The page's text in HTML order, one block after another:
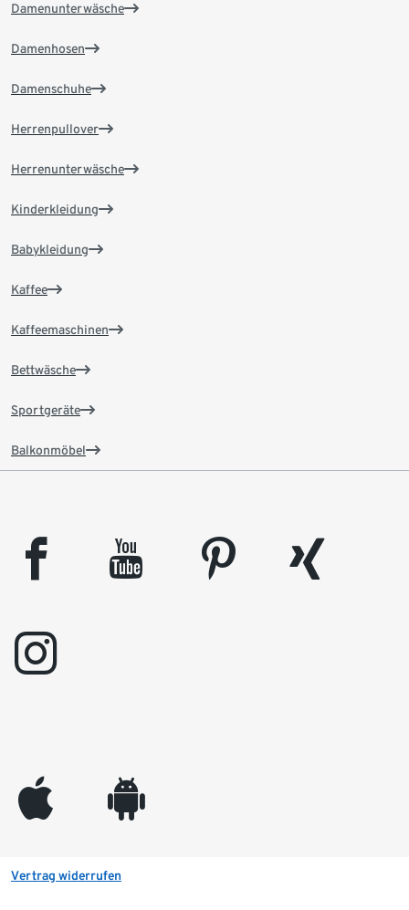
Damenunterwäsche
Damenhosen
Damenschuhe
Herrenpullover
Herrenunterwäsche
Kinderkleidung
Babykleidung
Kaffee
Kaffeemaschinen
Bettwäsche
Sportgeräte
Balkonmöbel
facebook youtube pinterest
xing
instagram
appleinc android
Vertrag widerrufen